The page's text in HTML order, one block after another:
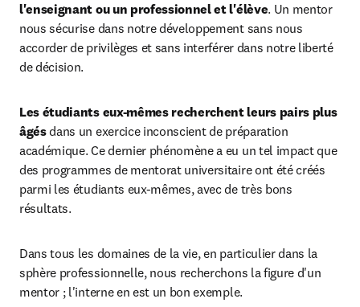
l'enseignant ou un professionnel et l'élève. Un mentor
nous sécurise dans notre développement sans nous
accorder de privilèges et sans interférer dans notre liberté
de décision.
Les étudiants eux-mêmes recherchent leurs pairs plus
âgés dans un exercice inconscient de préparation
académique. Ce dernier phénomène a eu un tel impact que
des programmes de mentorat universitaire ont été créés
parmi les étudiants eux-mêmes, avec de très bons
résultats.
Dans tous les domaines de la vie, en particulier dans la
sphère professionnelle, nous recherchons la figure d'un
mentor ; l'interne en est un bon exemple.